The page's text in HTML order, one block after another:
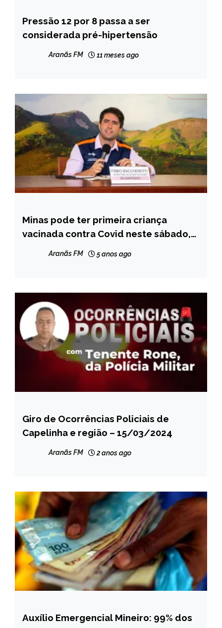
BRASIL
NOTÍCIAS
Pressão 12 por 8 passa a ser
considerada pré-hipertensão
Aranãs FM 11 meses ago
MINAS
GERAIS
NOTÍCIAS
Minas pode ter primeira criança
vacinada contra Covid neste sábado,
Aranãs FM 5 anos ago
CAPELINHA
MINAS
Giro de Ocorrências Policiais de
Capelinha e região – 15/03/2024
Aranãs FM 2 anos ago
MINAS
Auxílio Emergencial Mineiro: 99% dos